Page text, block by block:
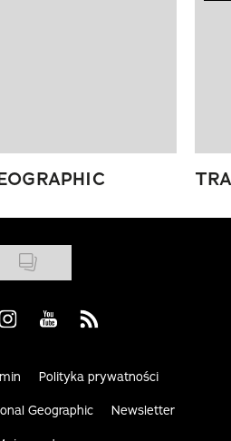
Facebook
Visit us on Instagram
Visit us on Youtube
Visit us on Rss
Polityka prywatności
Geographic Newsletter